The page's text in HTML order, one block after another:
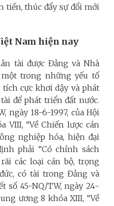
tiến, thúc đẩy sự đổi mới
Nam hiện nay
tài được Đảng và Nhà
trong những yếu tố
cực khơi dậy và phát
để phát triển đất nước.
ngày 18-6-1997, của Hội
VIII, “Về Chiến lược cán
nghiệp hóa, hiện đại
phải “Có chính sách
các loại cán bộ, trọng
có tài trong Đảng và
số 45-NQ/TW, ngày 24-
ương 8 khóa XIII, “Về